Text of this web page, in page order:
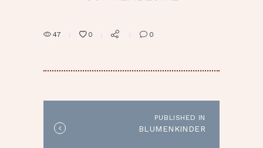
47 0 0
PUBLISHED IN
BLUMENKINDER